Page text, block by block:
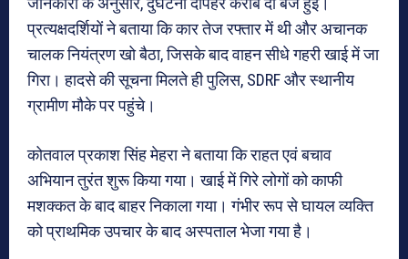
प्रत्यक्षदर्शियों ने बताया कि कार तेज रफ्तार में थी और अचानक
चालक नियंत्रण खो बैठा, जिसके बाद वाहन सीधे गहरी खाई में जा
गिरा। हादसे की सूचना मिलते ही पुलिस, SDRF और स्थानीय
ग्रामीण मौके पर पहुंचे।
कोतवालप्रकाश सिंह मेहराने बताया कि राहत एवं बचाव
अभियान तुरंत शुरू किया गया। खाई में गिरे लोगों को काफी
मशक्कत के बाद बाहर निकाला गया। गंभीर रूप से घायल व्यक्ति
को प्राथमिक उपचार के बाद अस्पताल भेजा गया है।